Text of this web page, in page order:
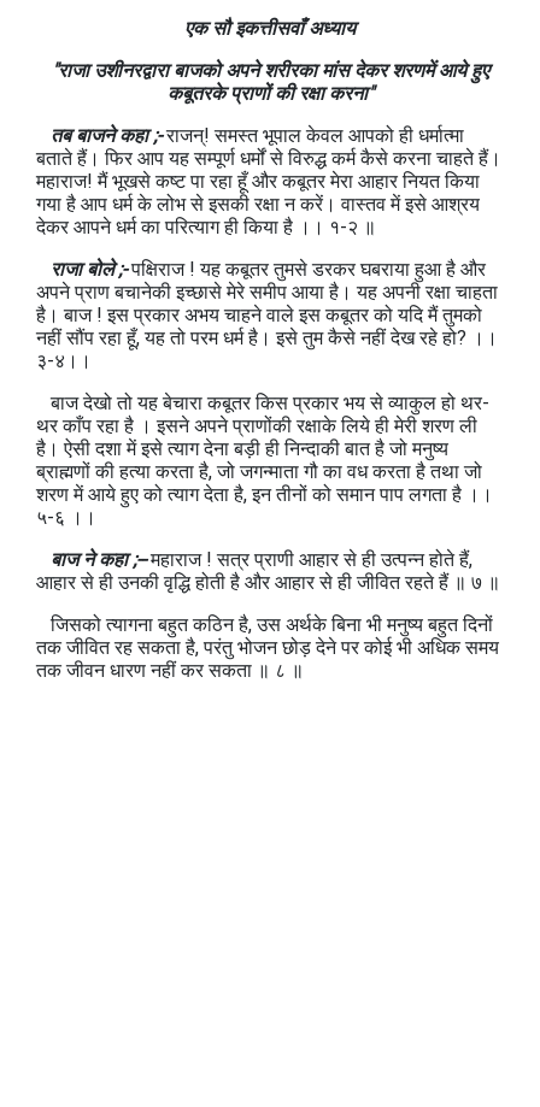
एक सौ इकत्तीसवाँ अध्याय
"राजा उशीनरद्वारा बाजको अपने शरीरका मांस देकर शरणमें आये हुए
कबूतरके प्राणों की रक्षा करना"
तब बाजने कहा ;-राजन्! समस्त भूपाल केवल आपको ही धर्मात्मा
बताते हैं। फिर आप यह सम्पूर्ण धर्मों से विरुद्ध कर्म कैसे करना चाहते हैं।
महाराज! मैं भूखसे कष्ट पा रहा हूँ और कबूतर मेरा आहार नियत किया
गया है आप धर्म के लोभ से इसकी रक्षा न करें। वास्तव में इसे आश्रय
देकर आपने धर्म का परित्याग ही किया है ।। १-२ ॥
राजा बोले ;-पक्षिराज ! यह कबूतर तुमसे डरकर घबराया हुआ है और
अपने प्राण बचानेकी इच्छासे मेरे समीप आया है। यह अपनी रक्षा चाहता
है। बाज ! इस प्रकार अभय चाहने वाले इस कबूतर को यदि मैं तुमको
नहीं सौंप रहा हूँ, यह तो परम धर्म है। इसे तुम कैसे नहीं देख रहे हो? ।।
३-४।।
बाज देखो तो यह बेचारा कबूतर किस प्रकार भय से व्याकुल हो थर-
थर काँप रहा है । इसने अपने प्राणोंकी रक्षाके लिये ही मेरी शरण ली
है। ऐसी दशा में इसे त्याग देना बड़ी ही निन्दाकी बात है जो मनुष्य
ब्राह्मणों की हत्या करता है, जो जगन्माता गौ का वध करता है तथा जो
शरण में आये हुए को त्याग देता है, इन तीनों को समान पाप लगता है ।।
५-६ ।।
बाज ने कहा ;--महाराज ! सत्र प्राणी आहार से ही उत्पन्न होते हैं,
आहार से ही उनकी वृद्धि होती है और आहार से ही जीवित रहते हैं ॥ ७ ॥
जिसको त्यागना बहुत कठिन है, उस अर्थके बिना भी मनुष्य बहुत दिनों
तक जीवित रह सकता है, परंतु भोजन छोड़ देने पर कोई भी अधिक समय
तक जीवन धारण नहीं कर सकता ॥ ८ ॥